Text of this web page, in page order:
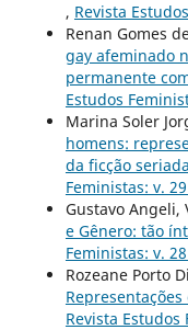
, Revista
Renan Gomes
gay afeminado
permanente
Estudos
Marina Soler
homens:
da ficção
Feministas: v.
Gustavo Angeli,
e Gênero: tão
Feministas: v.
Rozeane Porto
Revista Estudos